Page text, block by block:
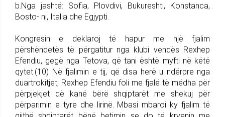
b.Nga jashtë: Sofia, Plovdivi, Bukureshti, Konstanca,
Bosto- ni, Italia dhe Egjypti.
Kongresin e deklaroj të hapur me një fjalim
përshëndetës të përgatitur nga klubi vendës Rexhep
Efendiu, gegë nga Tetova, që tani është myfti në këtë
qytet.(10) Në fjalimin e tij, që disa herë u ndërpre nga
duartrokitjet, Rexhep Efendiu foli me fjalë të mëdha për
përpjekjet që kanë bërë shqiptarët me shekuj për
përparimin e tyre dhe lirinë. Mbasi mbaroi ky fjalim të